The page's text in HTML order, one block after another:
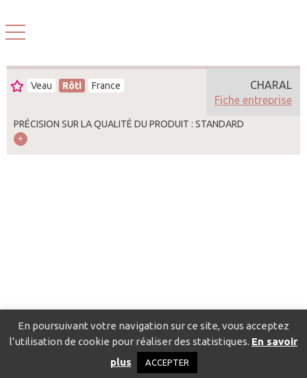
Veau Rôti France
PRÉCISION SUR LA QUALITÉ DU PRODUIT : STANDARD
CHARAL
Fiche entreprise
Catalogue pour localiser les fournisseurs
Politique de confidentialité
En poursuivant votre navigation sur ce site, vous acceptez
l’utilisation de cookie pour réaliser des statistiques. En savoir
plus
ACCEPTER